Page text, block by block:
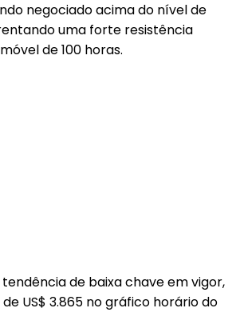
negociado acima do nível de
uma forte resistência
de 100 horas.
tendência de baixa chave em vigor,
US$ 3.865 no gráfico horário do